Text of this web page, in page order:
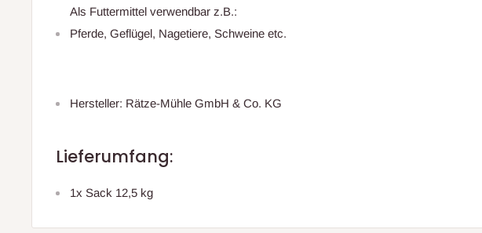
Als Futtermittel verwendbar z.B.:
Pferde, Geflügel, Nagetiere, Schweine etc.
Hersteller: Rätze-Mühle GmbH & Co. KG
Lieferumfang:
1x Sack 12,5 kg